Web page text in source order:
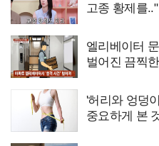
고종 황제를.."
엘리베이터
벌어진 끔찍
'허리와 엉덩
중요하게 본